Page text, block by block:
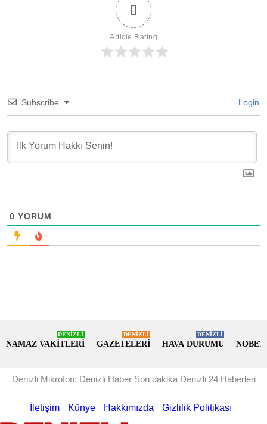
0
Article Rating
Subscribe Login
0 YORUM
NAMAZ VAKİTLERİ
DENİZLİ
GAZETELERİ
DENİZLİ
HAVA DURUMU
DENİZLİ
Denizli Mikrofon: Denizli Haber Son dakika Denizli 24 Haberleri
İletişim Künye Hakkımızda Gizlilik Politikası